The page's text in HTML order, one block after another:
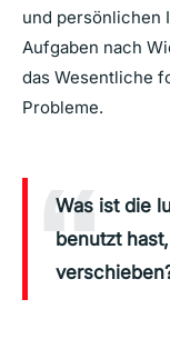
und persönlichen
Aufgaben nach
das Wesentliche
Probleme.
Was ist die
benutzt